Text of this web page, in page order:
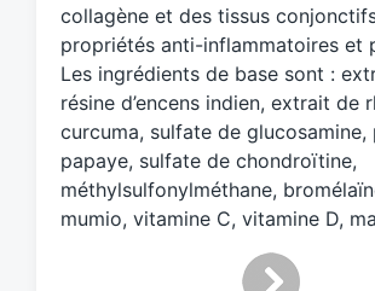
collagène et des tissus
propriétés anti-inflammatoires et
Les ingrédients de base sont :
résine d’encens indien, extrait de
curcuma, sulfate de glucosamine,
papaye, sulfate de chondroïtine,
méthylsulfonylméthane,
mumio, vitamine C, vitamine D,